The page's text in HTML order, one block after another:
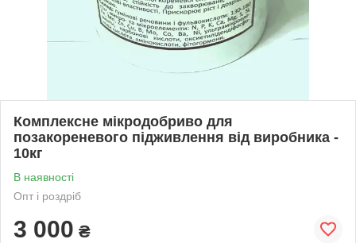
Комплексне мікродобриво для
позакореневого підживлення від виробника -
10кг
В наявності
Опт і роздріб
3 000 ₴